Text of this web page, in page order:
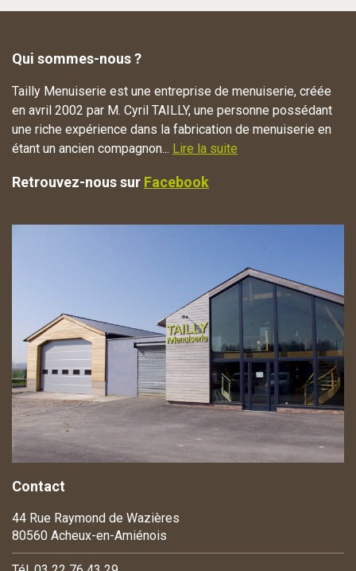
Qui sommes-nous ?
Tailly Menuiserie est une entreprise de menuiserie, créée
en avril 2002 par M. Cyril TAILLY, une personne possédant
une riche expérience dans la fabrication de menuiserie en
étant un ancien compagnon... Lire la suite
Retrouvez-nous sur Facebook
Contact
44 Rue Raymond de Wazières
80560 Acheux-en-Amiénois